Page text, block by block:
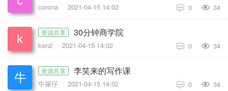
corona 2021-04-15 14:02 0  34
资源共享 30分钟商学院
ken2 2021-04-15 14:02 0  34
资源共享 李笑来的写作课
牛屎仔 2021-04-15 14:02 0  34